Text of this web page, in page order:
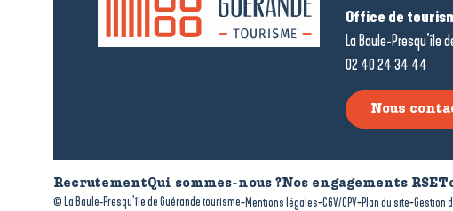
Office de
La Baule-Presqu’île
02 40 24 34 44
Nous
RecrutementQui sommes-nous ?Nos engagements RSE
© La Baule-Presqu’île de Guérande tourisme-Mentions légales-CGV/CPV-Plan du site-Gestion